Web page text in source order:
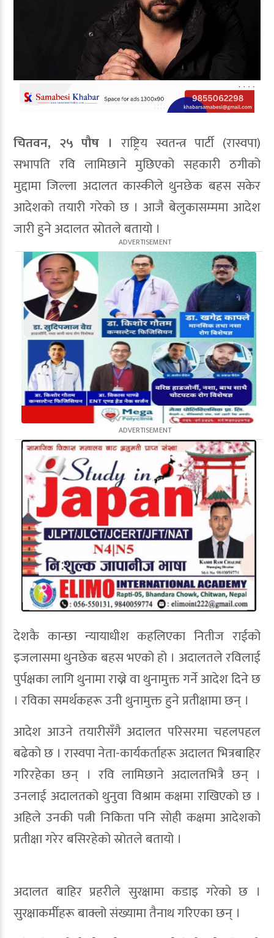
चितवन, २५ पौष । राष्ट्रिय स्वतन्त्र पार्टी (रास्वपा)
सभापति रवि लामिछाने मुछिएको सहकारी ठगीको
मुद्दामा जिल्ला अदालत कास्कीले थुनछेक बहस सकेर
आदेशको तयारी गरेको छ । आजै बेलुकासम्ममा आदेश
जारी हुने अदालत स्रोतले बतायो ।
देशकै कान्छा न्यायाधीश कहलिएका नितीज राईको
इजलासमा थुनछेक बहस भएको हो । अदालतले रविलाई
पुर्पक्षका लागि थुनामा राख्ने वा थुनामुक्त गर्ने आदेश दिने छ
। रविका समर्थकहरू उनी थुनामुक्त हुने प्रतीक्षामा छन् ।
आदेश आउने तयारीसँगै अदालत परिसरमा चहलपहल
बढेको छ । रास्वपा नेता-कार्यकर्ताहरू अदालत भित्रबाहिर
गरिरहेका छन् । रवि लामिछाने अदालतभित्रै छन् ।
उनलाई अदालतको थुनुवा विश्राम कक्षमा राखिएको छ ।
अहिले उनकी पत्नी निकिता पनि सोही कक्षमा आदेशको
प्रतीक्षा गरेर बसिरहेको स्रोतले बतायो ।
अदालत बाहिर प्रहरीले सुरक्षामा कडाइ गरेको छ ।
सुरक्षाकर्मीहरू बाक्लो संख्यामा तैनाथ गरिएका छन् ।